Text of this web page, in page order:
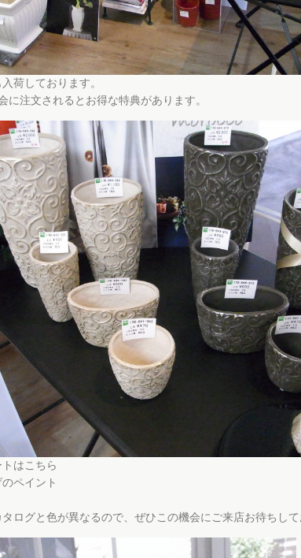
荷しております。
に注文されるとお得な特典があります。
はこちら
ペイント
ログと色が異なるので、ぜひこの機会にご来店お待ちして